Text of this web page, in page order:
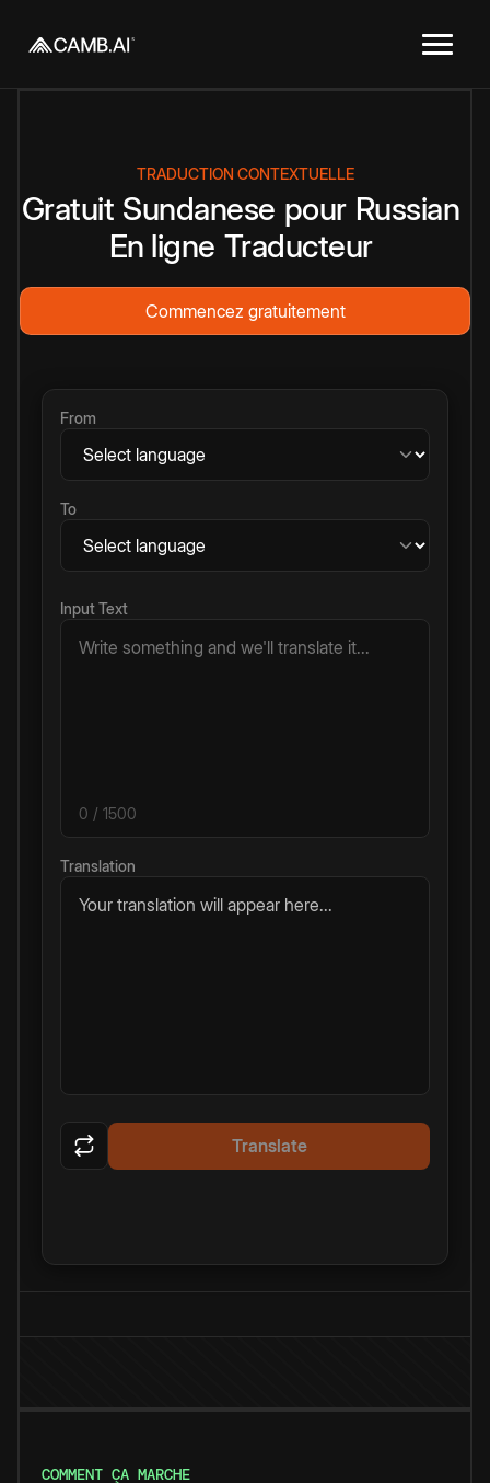
TRADUCTION CONTEXTUELLE
Gratuit Sundanese pour Russian
En ligne Traducteur
Commencez gratuitement
From
To
Input Text
0 / 1500
Translation
Your translation will appear here...
Translate
COMMENT ÇA MARCHE